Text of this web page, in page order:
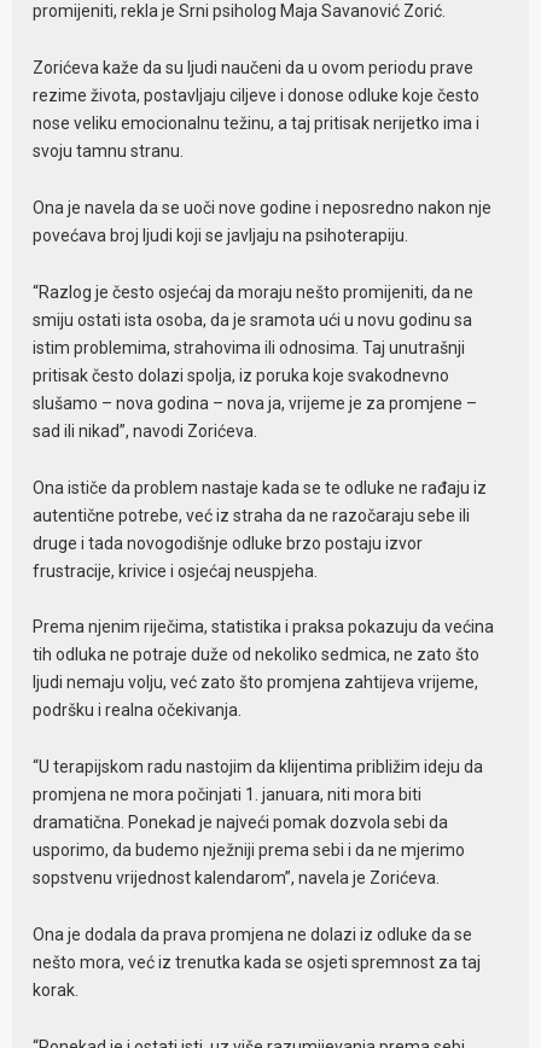
promijeniti, rekla je Srni psiholog Maja Savanović Zorić.
Zorićeva kaže da su ljudi naučeni da u ovom periodu prave
rezime života, postavljaju ciljeve i donose odluke koje često
nose veliku emocionalnu težinu, a taj pritisak nerijetko ima i
svoju tamnu stranu.
Ona je navela da se uoči nove godine i neposredno nakon nje
povećava broj ljudi koji se javljaju na psihoterapiju.
“Razlog je često osjećaj da moraju nešto promijeniti, da ne
smiju ostati ista osoba, da je sramota ući u novu godinu sa
istim problemima, strahovima ili odnosima. Taj unutrašnji
pritisak često dolazi spolja, iz poruka koje svakodnevno
slušamo – nova godina – nova ja, vrijeme je za promjene –
sad ili nikad”, navodi Zorićeva.
Ona ističe da problem nastaje kada se te odluke ne rađaju iz
autentične potrebe, već iz straha da ne razočaraju sebe ili
druge i tada novogodišnje odluke brzo postaju izvor
frustracije, krivice i osjećaj neuspjeha.
Prema njenim riječima, statistika i praksa pokazuju da većina
tih odluka ne potraje duže od nekoliko sedmica, ne zato što
ljudi nemaju volju, već zato što promjena zahtijeva vrijeme,
podršku i realna očekivanja.
“U terapijskom radu nastojim da klijentima približim ideju da
promjena ne mora počinjati 1. januara, niti mora biti
dramatična. Ponekad je najveći pomak dozvola sebi da
usporimo, da budemo nježniji prema sebi i da ne mjerimo
sopstvenu vrijednost kalendarom”, navela je Zorićeva.
Ona je dodala da prava promjena ne dolazi iz odluke da se
nešto mora, već iz trenutka kada se osjeti spremnost za taj
korak.